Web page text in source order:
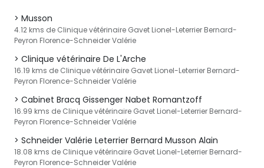
Musson
4.12 kms de Clinique vétérinaire Gavet Lionel-Leterrier Bernard-
Peyron Florence-Schneider Valérie
Clinique vétérinaire De L'Arche
16.19 kms de Clinique vétérinaire Gavet Lionel-Leterrier Bernard-
Peyron Florence-Schneider Valérie
Cabinet Bracq Gissenger Nabet Romantzoff
16.99 kms de Clinique vétérinaire Gavet Lionel-Leterrier Bernard-
Peyron Florence-Schneider Valérie
Schneider Valérie Leterrier Bernard Musson Alain
18.08 kms de Clinique vétérinaire Gavet Lionel-Leterrier Bernard-
Peyron Florence-Schneider Valérie